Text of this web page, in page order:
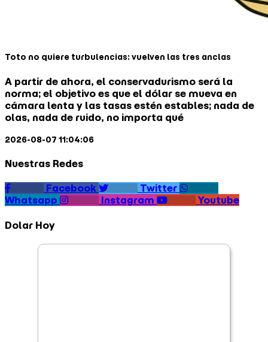
Toto no quiere turbulencias: vuelven las tres anclas
A partir de ahora, el conservadurismo será la
norma; el objetivo es que el dólar se mueva en
cámara lenta y las tasas estén estables; nada de
olas, nada de ruido, no importa qué
2026-08-07 11:04:06
Nuestras Redes
Facebook
Twitter
Whatsapp
Instagram Youtube
Dolar Hoy